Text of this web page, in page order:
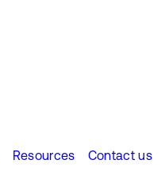
Resources Contact us